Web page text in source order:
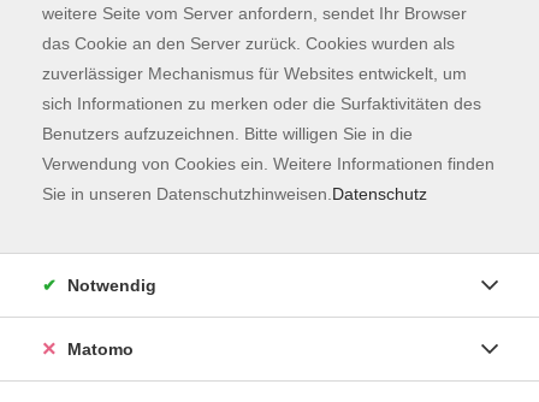
Kontaktformular
Impressum
AGB
Datenschutzerklärung
weitere Seite vom Server anfordern, sendet Ihr Browser
das Cookie an den Server zurück. Cookies wurden als
zuverlässiger Mechanismus für Websites entwickelt, um
sich Informationen zu merken oder die Surfaktivitäten des
Benutzers aufzuzeichnen. Bitte willigen Sie in die
Verwendung von Cookies ein. Weitere Informationen finden
Sie in unseren Datenschutzhinweisen. Datenschutz
Notwendig
Matomo